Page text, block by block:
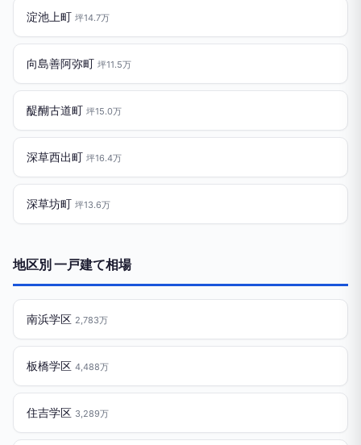
淀池上町 坪14.7万
向島善阿弥町 坪11.5万
醍醐古道町 坪15.0万
深草西出町 坪16.4万
深草坊町 坪13.6万
地区別 一戸建て相場
南浜学区 2,783万
板橋学区 4,488万
住吉学区 3,289万